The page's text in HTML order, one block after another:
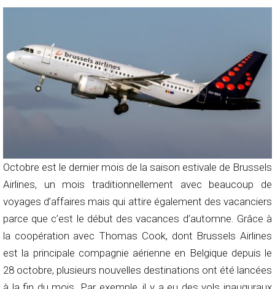
Octobre est le dernier mois de la saison estivale de Brussels
Airlines, un mois traditionnellement avec beaucoup de
voyages d’affaires mais qui attire également des vacanciers
parce que c’est le début des vacances d’automne. Grâce à
la coopération avec Thomas Cook, dont Brussels Airlines
est la principale compagnie aérienne en Belgique depuis le
28 octobre, plusieurs nouvelles destinations ont été lancées